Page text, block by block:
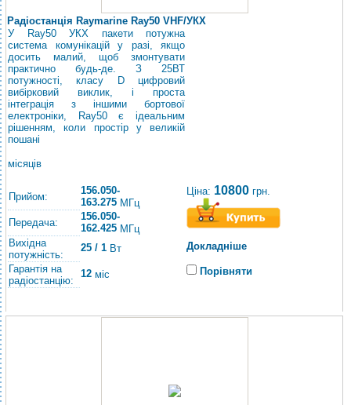
Радіостанція Raymarine Ray50 VHF/УКХ
У Ray50 УКХ пакети потужна
система комунікацій у разі, якщо
досить малий, щоб змонтувати
практично будь-де. З 25ВТ
потужності, класу D цифровий
вибірковий виклик, і проста
інтеграція з іншими бортової
електроніки, Ray50 є ідеальним
рішенням, коли простір у великій
пошані
місяців
Прийом:
156.050-
163.275 МГц
Передача:
156.050-
162.425 МГц
Вихідна
потужність:
25 / 1 Вт
Гарантія на
радіостанцію:
12 міс
Ціна: 10800 грн.
Докладніше
Порівняти